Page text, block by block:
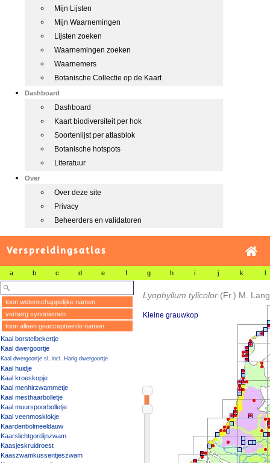
Mijn Lijsten
Mijn Waarnemingen
Lijsten zoeken
Waarnemingen zoeken
Waarnemers
Botanische Collectie op de Kaart
Dashboard
Dashboard
Kaart biodiversiteit per hok
Soortenlijst per atlasblok
Botanische hotspots
Literatuur
Over
Over deze site
Privacy
Beheerders en validatoren
Verspreidingsatlas
a b c d e f g h i j k l
toon wetenschappelijke namen
verberg synoniemen
toon alleen geaccepteerde namen
Kaal borstelbekertje
Kaal dwergoortje
Kaal dwergoortje sl, incl. Harig dwergoortje
Kaal huidje
Kaal kroeskopje
Kaal menhirzwammetje
Kaal mesthaarbolletje
Kaal muurspoorbolletje
Kaal veenmosklokje
Kaardenbolmeeldauw
Kaarslichtgordijnzwam
Kaasjeskruidroest
Kaaszwamkussentjeszwam
Lyophyllum tylicolor (Fr.) M.
Kleine grauwkop